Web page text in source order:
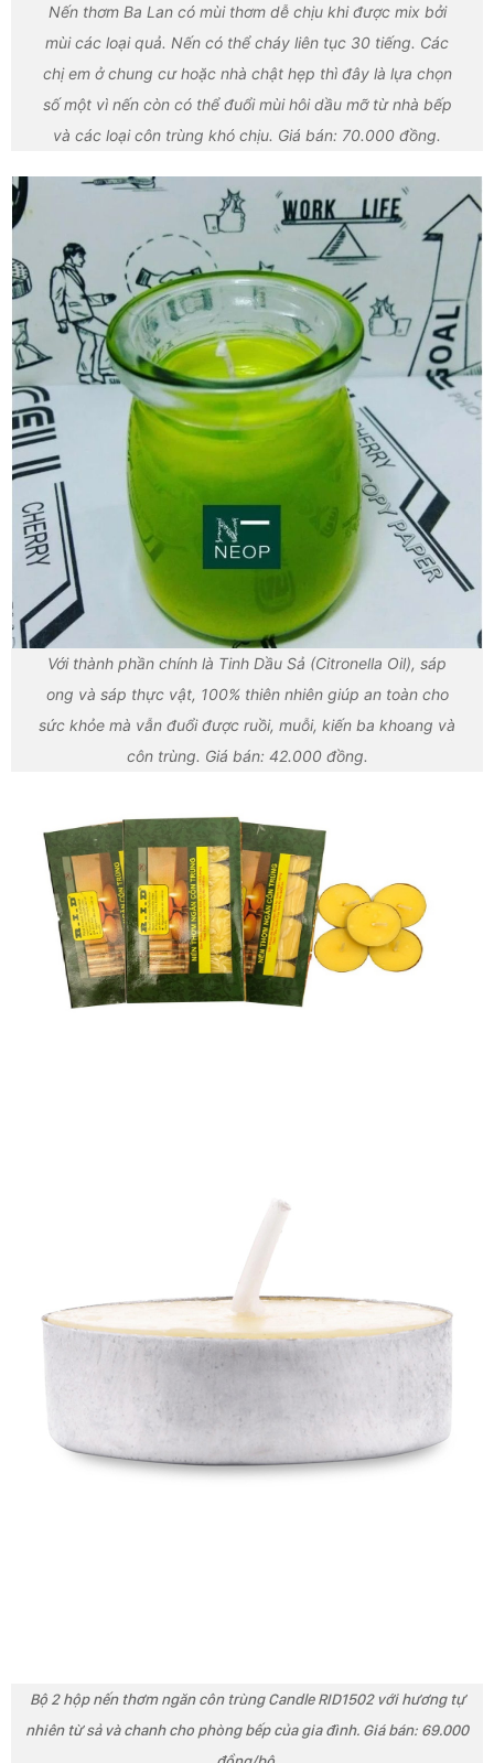
Nến thơm Ba Lan có mùi thơm dễ chịu khi được mix bởi
mùi các loại quả. Nến có thể cháy liên tục 30 tiếng. Các
chị em ở chung cư hoặc nhà chật hẹp thì đây là lựa chọn
số một vì nến còn có thể đuổi mùi hôi dầu mỡ từ nhà bếp
và các loại côn trùng khó chịu. Giá bán: 70.000 đồng.
Với thành phần chính là Tinh Dầu Sả (Citronella Oil), sáp
ong và sáp thực vật, 100% thiên nhiên giúp an toàn cho
sức khỏe mà vẫn đuổi được ruồi, muỗi, kiến ba khoang và
côn trùng. Giá bán: 42.000 đồng.
Bộ 2 hộp nến thơm ngăn côn trùng Candle RID1502 với hương tự
nhiên từ sả và chanh cho phòng bếp của gia đình. Giá bán: 69.000